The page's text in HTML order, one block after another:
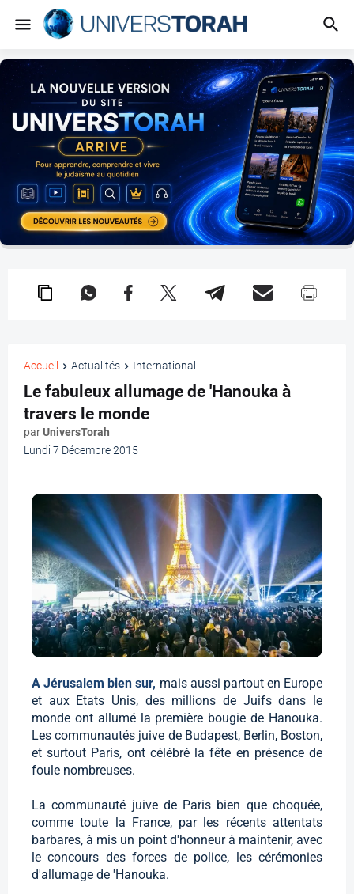
Accueil Actualités International
Le fabuleux allumage de 'Hanouka à
travers le monde
parUniversTorah
Lundi 7 Décembre 2015
A Jérusalem bien sur, mais aussi partout en Europe
et aux Etats Unis, des millions de Juifs dans le
monde ont allumé la première bougie de Hanouka.
Les communautés juive de Budapest, Berlin, Boston,
et surtout Paris, ont célébré la fête en présence de
foule nombreuses.
La communauté juive de Paris bien que choquée,
comme toute la France, par les récents attentats
barbares, à mis un point d'honneur à maintenir, avec
le concours des forces de police, les cérémonies
d'allumage de 'Hanouka.